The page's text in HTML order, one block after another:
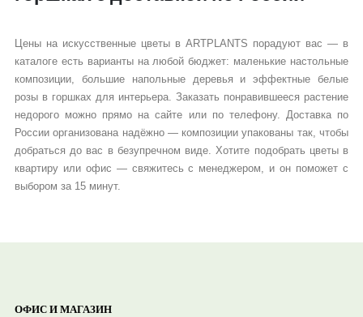
Цены на искусственные цветы в ARTPLANTS порадуют вас — в
каталоге есть варианты на любой бюджет: маленькие настольные
композиции, большие напольные деревья и эффектные белые
розы в горшках для интерьера. Заказать понравившееся растение
недорого можно прямо на сайте или по телефону. Доставка по
России организована надёжно — композиции упакованы так, чтобы
добраться до вас в безупречном виде. Хотите подобрать цветы в
квартиру или офис — свяжитесь с менеджером, и он поможет с
выбором за 15 минут.
ОФИС И МАГАЗИН